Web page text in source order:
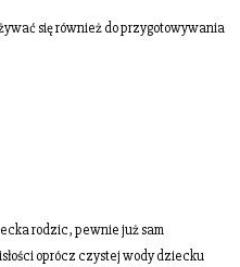
się również do przygotowywania
rodzic, pewnie już sam
oprócz czystej wody dziecku